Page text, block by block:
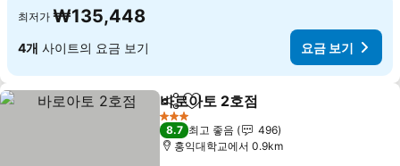
최저가 ₩135,448
4개 사이트의 요금 보기 요금 보기
공유 즐겨찾기에 추가
바로아토 2호점
3 성급
8.7 최고 좋음
496
홍익대학교에서 0.9km